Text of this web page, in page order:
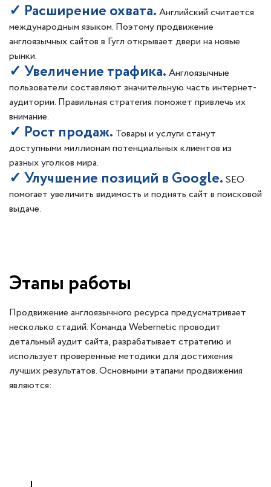
✓ Расширение охвата. Английский считается
международным языком. Поэтому продвижение
англоязычных сайтов в Гугл открывает двери на новые
рынки.
✓ Увеличение трафика. Англоязычные
пользователи составляют значительную часть интернет-
аудитории. Правильная стратегия поможет привлечь их
внимание.
✓ Рост продаж. Товары и услуги станут
доступными миллионам потенциальных клиентов из
разных уголков мира.
✓ Улучшение позиций в Google. SEO
помогает увеличить видимость и поднять сайт в поисковой
выдаче.
Этапы работы
Продвижение англоязычного ресурса предусматривает
несколько стадий. Команда Webernetic проводит
детальный аудит сайта, разрабатывает стратегию и
использует проверенные методики для достижения
лучших результатов. Основными этапами продвижения
являются: